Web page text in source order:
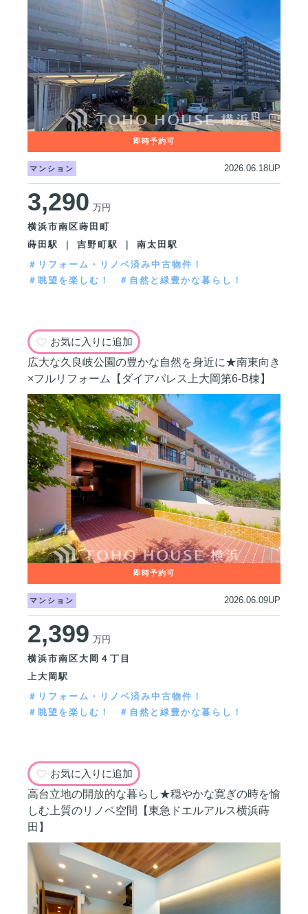
マンション 2026.06.18UP
3,290 万円
横浜市南区蒔田町
蒔田駅 ｜ 吉野町駅 ｜ 南太田駅
＃リフォーム・リノベ済み中古物件！
＃眺望を楽しむ！
＃自然と緑豊かな暮らし！
お気に入りに追加
広大な久良岐公園の豊かな自然を身近に★南東向き
×フルリフォーム【ダイアパレス上大岡第6-B棟】
マンション 2026.06.09UP
2,399 万円
横浜市南区大岡４丁目
上大岡駅
＃リフォーム・リノベ済み中古物件！
＃眺望を楽しむ！
＃自然と緑豊かな暮らし！
お気に入りに追加
高台立地の開放的な暮らし★穏やかな寛ぎの時を愉
しむ上質のリノベ空間【東急ドエルアルス横浜蒔
田】